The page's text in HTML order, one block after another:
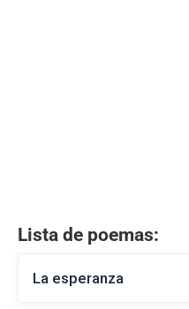
Lista de poemas:
La esperanza